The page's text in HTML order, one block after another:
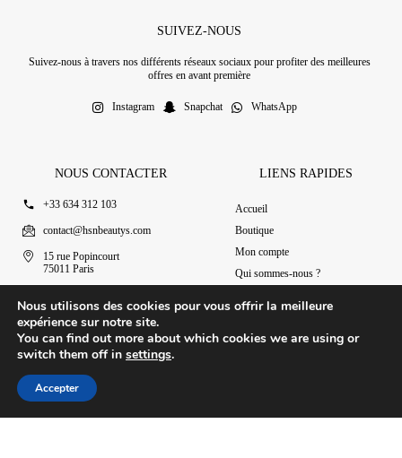
SUIVEZ-NOUS
Suivez-nous à travers nos différents réseaux sociaux pour profiter des meilleures
offres en avant première
Instagram Snapchat WhatsApp
NOUS CONTACTER
+33 634 312 103
contact@hsnbeautys.com
15 rue Popincourt
75011 Paris
LIENS RAPIDES
Accueil
Boutique
Mon compte
Qui sommes-nous ?
Nous utilisons des cookies pour vous offrir la meilleure
expérience sur notre site.
You can find out more about which cookies we are using or
switch them off in settings.
Accepter
Accueil